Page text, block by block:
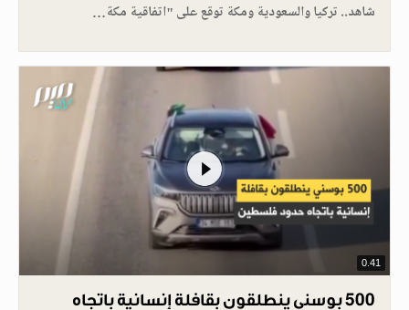
شاهد.. تركيا والسعودية ومكة توقع على "اتفاقية مكة…
0.41
500 بوسني ينطلقون بقافلة إنسانية باتجاه